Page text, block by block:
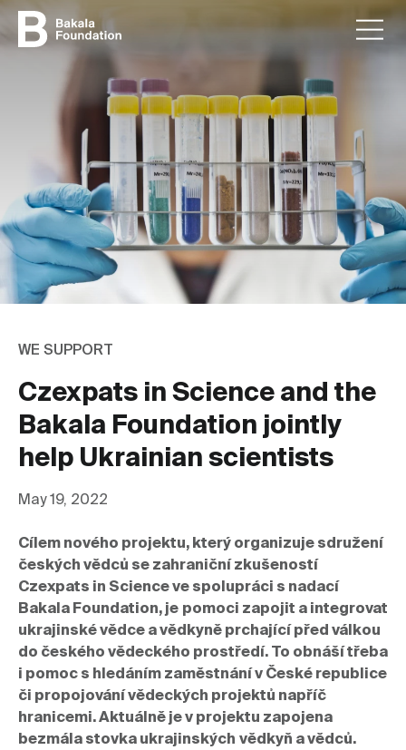
WE SUPPORT
Czexpats in Science and the
Bakala Foundation jointly
help Ukrainian scientists
May 19, 2022
Cílem nového projektu, který organizuje sdružení
českých vědců
Czexpats in Science ve spolupráci s nadací
Bakala Foundation, je
ukrajinské vědce a vědkyně prchající před válkou
do českého vědeckého prostředí. To obnáší třeba
i pomoc s hledáním zaměstnání v České republice
či propojování vědeckých projektů napříč
hranicemi. Aktuálně je v projektu zapojena
bezmála stovka ukrajinských vědkyň a vědců.